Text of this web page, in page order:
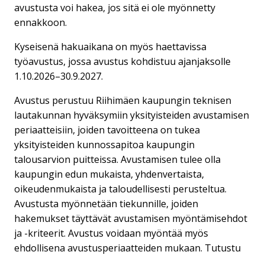
avustusta voi hakea, jos sitä ei ole myönnetty
ennakkoon.
Kyseisenä hakuaikana on myös haettavissa
työavustus, jossa avustus kohdistuu ajanjaksolle
1.10.2026–30.9.2027.
Avustus perustuu Riihimäen kaupungin teknisen
lautakunnan hyväksymiin yksityisteiden avustamisen
periaatteisiin, joiden tavoitteena on tukea
yksityisteiden kunnossapitoa kaupungin
talousarvion puitteissa. Avustamisen tulee olla
kaupungin edun mukaista, yhdenvertaista,
oikeudenmukaista ja taloudellisesti perusteltua.
Avustusta myönnetään tiekunnille, joiden
hakemukset täyttävät avustamisen myöntämisehdot
ja -kriteerit. Avustus voidaan myöntää myös
ehdollisena avustusperiaatteiden mukaan. Tutustu